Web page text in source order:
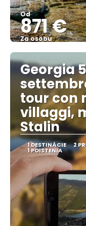
Od
871 €
Za osobu
Georgia
tour con
villaggi,
Stalin
1 DESTINÁCIE 2
1 POISTENIA